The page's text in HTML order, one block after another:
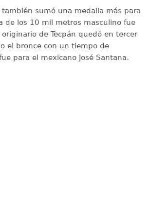
también sumó una medalla más para
de los 10 mil metros masculino fue
de Tecpán quedó en tercer
el bronce con un tiempo de
para el mexicano José Santana.